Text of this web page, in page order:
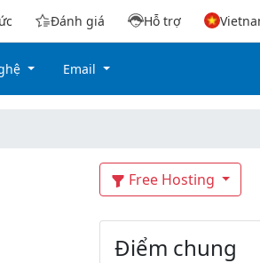
Đánh giá Hỗ trợ
Email
Free Hosting
Điểm chung